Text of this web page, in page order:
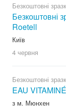
Безкоштовні
Безкоштовні
Roetell
Київ
4 червня
Безкоштовні
EAU
з м. Мюнхен